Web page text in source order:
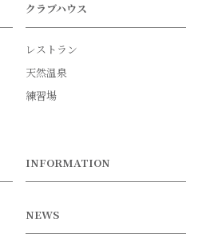
クラブハウス
レストラン
天然温泉
練習場
INFORMATION
NEWS